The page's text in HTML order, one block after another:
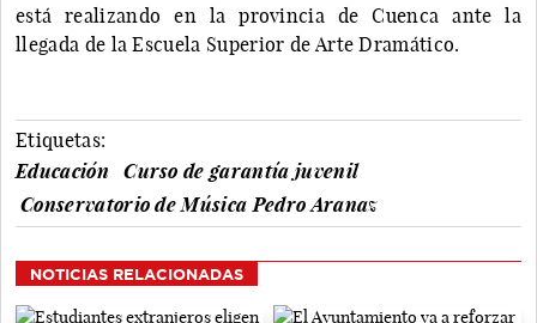
está realizando en la provincia de Cuenca ante la
llegada de la Escuela Superior de Arte Dramático.
Etiquetas:
Educación
Curso de garantía juvenil
Conservatorio de Música Pedro Aranaz
NOTICIAS RELACIONADAS